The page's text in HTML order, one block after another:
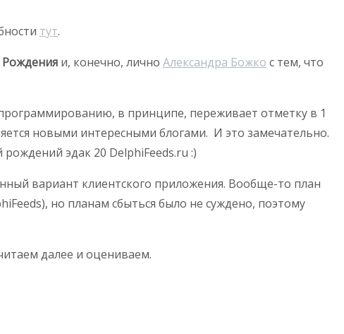
тут.
и, конечно, лично Александра Божко с тем, что
в принципе, переживает отметку в 1
новыми интересными блогами. И это замечательно.
эдак 20 DelphiFeeds.ru :)
вариант клиентского приложения. Вообще-то план
но планам сбыться было не суждено, поэтому
далее и оцениваем.